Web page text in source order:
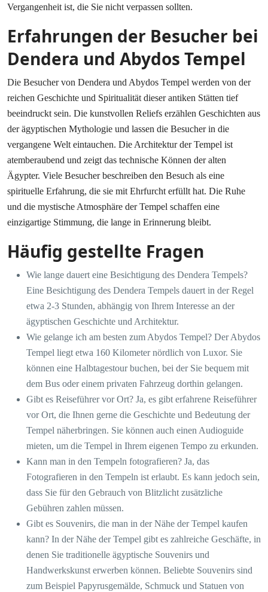
Vergangenheit ist, die Sie nicht verpassen sollten.
Erfahrungen der Besucher bei
Dendera und Abydos Tempel
Die Besucher von Dendera und Abydos Tempel werden von der
reichen Geschichte und Spiritualität dieser antiken Stätten tief
beeindruckt sein. Die kunstvollen Reliefs erzählen Geschichten aus
der ägyptischen Mythologie und lassen die Besucher in die
vergangene Welt eintauchen. Die Architektur der Tempel ist
atemberaubend und zeigt das technische Können der alten
Ägypter. Viele Besucher beschreiben den Besuch als eine
spirituelle Erfahrung, die sie mit Ehrfurcht erfüllt hat. Die Ruhe
und die mystische Atmosphäre der Tempel schaffen eine
einzigartige Stimmung, die lange in Erinnerung bleibt.
Häufig gestellte Fragen
Wie lange dauert eine Besichtigung des Dendera Tempels?
Eine Besichtigung des Dendera Tempels dauert in der Regel
etwa 2-3 Stunden, abhängig von Ihrem Interesse an der
ägyptischen Geschichte und Architektur.
Wie gelange ich am besten zum Abydos Tempel? Der Abydos
Tempel liegt etwa 160 Kilometer nördlich von Luxor. Sie
können eine Halbtagestour buchen, bei der Sie bequem mit
dem Bus oder einem privaten Fahrzeug dorthin gelangen.
Gibt es Reiseführer vor Ort? Ja, es gibt erfahrene Reiseführer
vor Ort, die Ihnen gerne die Geschichte und Bedeutung der
Tempel näherbringen. Sie können auch einen Audioguide
mieten, um die Tempel in Ihrem eigenen Tempo zu erkunden.
Kann man in den Tempeln fotografieren? Ja, das
Fotografieren in den Tempeln ist erlaubt. Es kann jedoch sein,
dass Sie für den Gebrauch von Blitzlicht zusätzliche
Gebühren zahlen müssen.
Gibt es Souvenirs, die man in der Nähe der Tempel kaufen
kann? In der Nähe der Tempel gibt es zahlreiche Geschäfte, in
denen Sie traditionelle ägyptische Souvenirs und
Handwerkskunst erwerben können. Beliebte Souvenirs sind
zum Beispiel Papyrusgemälde, Schmuck und Statuen von